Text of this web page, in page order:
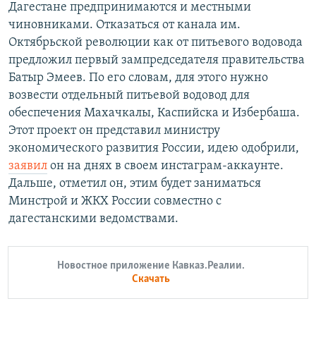
Дагестане предпринимаются и местными
чиновниками. Отказаться от канала им.
Октябрьской революции как от питьевого водовода
предложил первый зампредседателя правительства
Батыр Эмеев. По его словам, для этого нужно
возвести отдельный питьевой водовод для
обеспечения Махачкалы, Каспийска и Избербаша.
Этот проект он представил министру
экономического развития России, идею одобрили,
заявил он на днях в своем инстаграм-аккаунте.
Дальше, отметил он, этим будет заниматься
Минстрой и ЖКХ России совместно с
дагестанскими ведомствами.
Новостное приложение Кавказ.Реалии.
Скачать